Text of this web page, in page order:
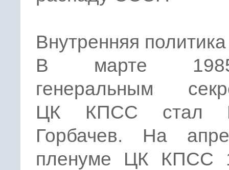
Внутренняя политика
В марте
генеральным
ЦК КПСС стал
Горбачев. На
пленуме ЦК КПСС